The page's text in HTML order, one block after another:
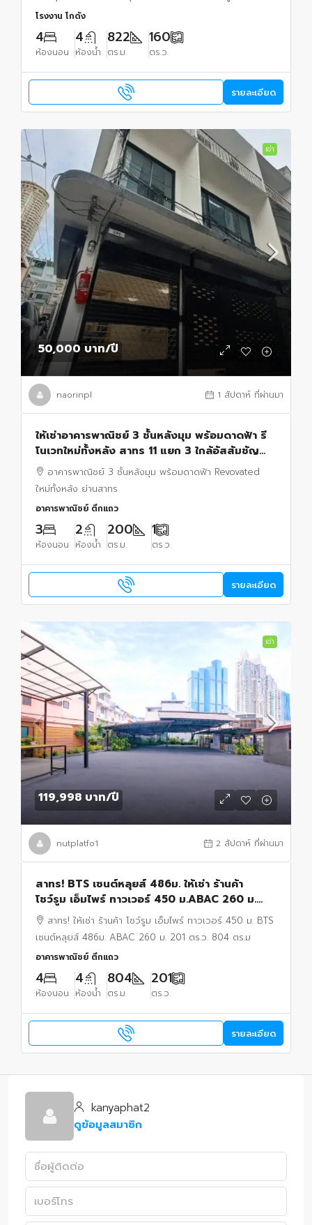
โรงงาน โกดัง
4
ห้องนอน
4
ห้องน้ำ
822
ตร.ม.
160
ตร.ว.
รายละเอียด
เช่า
50,000 บาท/ปี
naorinpl 1 สัปดาห์ ที่ผ่านมา
ให้เช่าอาคารพาณิชย์ 3 ชั้นหลังมุม พร้อมดาดฟ้า รี
โนเวทใหม่ทั้งหลัง สาทร 11 แยก 3 ใกล้อัสสัมชัญ
ประถม 350 ม. ** เลี้ยงสัตว์ได้
อาคารพาณิชย์ 3 ชั้นหลังมุม พร้อมดาดฟ้า Revovated
ใหม่ทั้งหลัง ย่านสาทร
อาคารพาณิชย์ ตึกแถว
3
ห้องนอน
2
ห้องน้ำ
200
ตร.ม.
1
ตร.ว.
รายละเอียด
เช่า
119,998 บาท/ปี
nutplatfo1 2 สัปดาห์ ที่ผ่านมา
สาทร! BTS เซนต์หลุยส์ 486ม. ให้เช่า ร้านค้า
โชว์รูม เอ็มไพร์ ทาวเวอร์ 450 ม.ABAC 260 ม.
201 ตร.ว. 804 ตร.ม
สาทร! ให้เช่า ร้านค้า โชว์รูม เอ็มไพร์ ทาวเวอร์ 450 ม. BTS
เซนต์หลุยส์ 486ม. ABAC 260 ม. 201 ตร.ว. 804 ตร.ม
อาคารพาณิชย์ ตึกแถว
4
ห้องนอน
4
ห้องน้ำ
804
ตร.ม.
201
ตร.ว.
รายละเอียด
kanyaphat2
ดูข้อมูลสมาชิก